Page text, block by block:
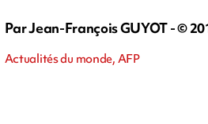
Par Jean-François GUYOT - ©
Actualités du monde, AFP